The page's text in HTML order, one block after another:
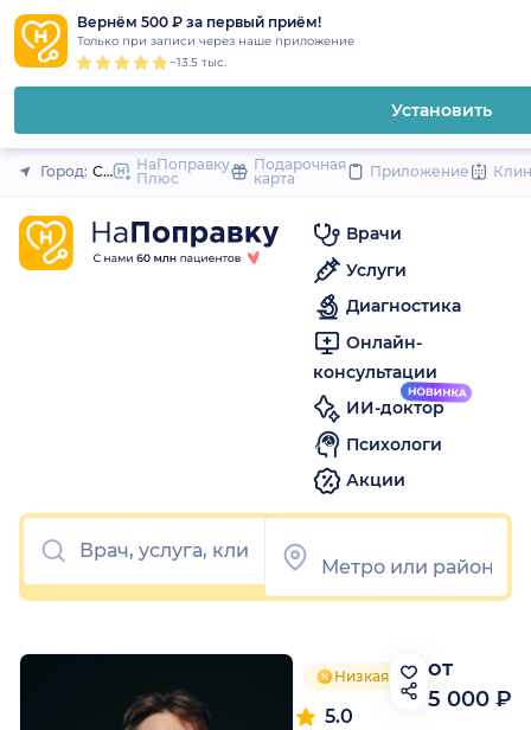
Вернём 500 ₽ за первый приём!
Только при записи через наше приложение
~13.5 тыс.
Установить
Закрыть
Город: Санкт-Петербург
НаПоправку
Плюс
Подарочная
карта
Приложение
Врачи
Услуги
Диагностика
Онлайн-
консультации
ИИ-доктор
Психологи
Акции
Низкая цена приёма
5.0
от
5 000 ₽